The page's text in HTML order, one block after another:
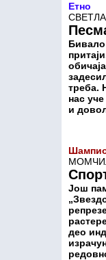
Етно
Бивало
треба.
нас
и
Још
део